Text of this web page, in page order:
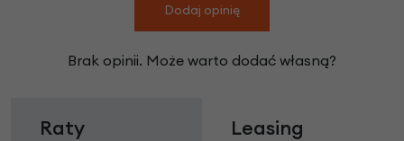
Dodaj opinię
Brak opinii. Może warto dodać własną?
Raty Leasing